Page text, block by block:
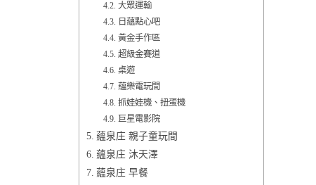
大眾運輸
日蘊點心吧
黃金手作區
超級金賽道
桌遊
蘊樂電玩間
抓娃娃機、扭蛋機
巨星電影院
蘊泉庄 親子童玩間
蘊泉庄 沐天澤
蘊泉庄 早餐